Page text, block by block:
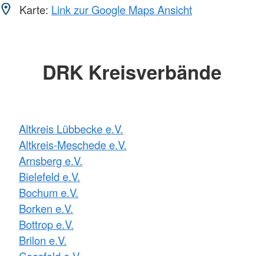
Karte: Link zur Google Maps Ansicht
DRK Kreisverbände
Altkreis Lübbecke e.V.
Altkreis-Meschede e.V.
Arnsberg e.V.
Bielefeld e.V.
Bochum e.V.
Borken e.V.
Bottrop e.V.
Brilon e.V.